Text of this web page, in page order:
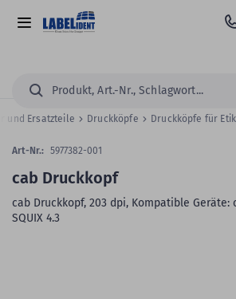
Hauptinhalt
springen
Alle
Suchen...
und Ersatzteile Druckköpfe Druckköpfe für
cab Druckkopf
cab Druckkopf, 203 dpi, Kompatible Geräte:
SQUIX 4.3
Art-Nr.: 5977382-001